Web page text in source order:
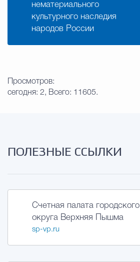
нематериального
культурного наследия
народов России
Просмотров:
сегодня: 2, Всего: 11605.
ПОЛЕЗНЫЕ ССЫЛКИ
Счетная палата городского
округа Верхняя Пышма
sp-vp.ru